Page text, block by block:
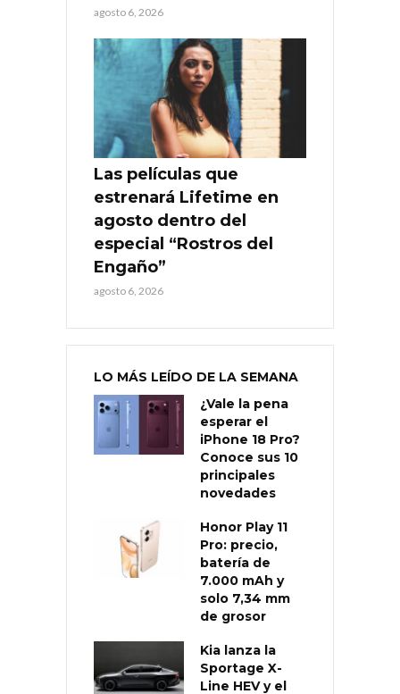
agosto 6, 2026
Las películas que
estrenará Lifetime en
agosto dentro del
especial “Rostros del
Engaño”
agosto 6, 2026
LO MÁS LEÍDO DE LA SEMANA
¿Vale la pena
esperar el
iPhone 18 Pro?
Conoce sus 10
principales
novedades
Honor Play 11
Pro: precio,
batería de
7.000 mAh y
solo 7,34 mm
de grosor
Kia lanza la
Sportage X-
Line HEV y el